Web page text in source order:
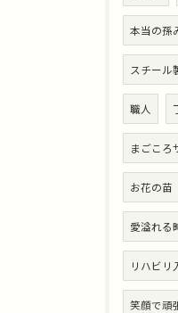
本当の孫
スチール
職人
まごころ
お花の苗
愛溢れる
リハビリ
笑顔で頑